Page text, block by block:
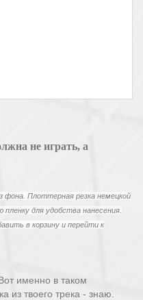
не играть, а
фона. Плоттерная резка немецкой
для удобства нанесения.
в корзину и перейти к
именно в таком
из твоего трека - знаю.